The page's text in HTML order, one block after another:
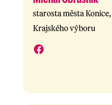
starosta města
Krajského výboru